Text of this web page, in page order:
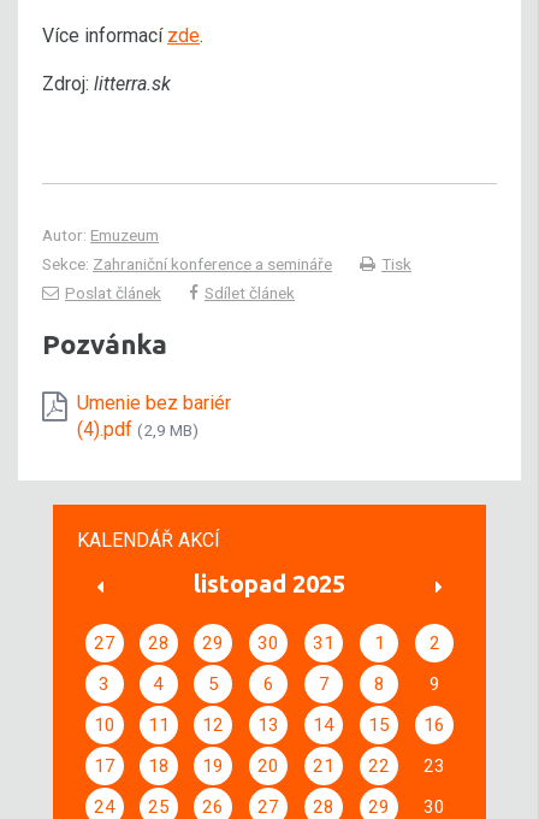
Více informací zde.
Zdroj: litterra.sk
Autor: Emuzeum
Sekce: Zahraniční konference a semináře
Tisk
Poslat článek
Sdílet článek
Pozvánka
Umenie bez bariér
(4).pdf (2,9 MB)
KALENDÁŘ AKCÍ
listopad 2025
27 28 29 30 31 1
2
3
4 5 6 7 8
9
10
11 12 13 14 15
16
17
18 19 20 21 22
23
24
25 26 27 28 29 30